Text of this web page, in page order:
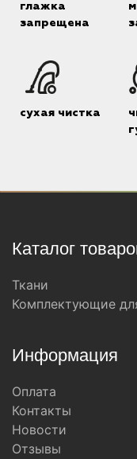
глажка
запрещена
сухая чистка
Каталог
Ткани
Комплектующие
Информация
Оплата
Контакты
Новости
Отзывы